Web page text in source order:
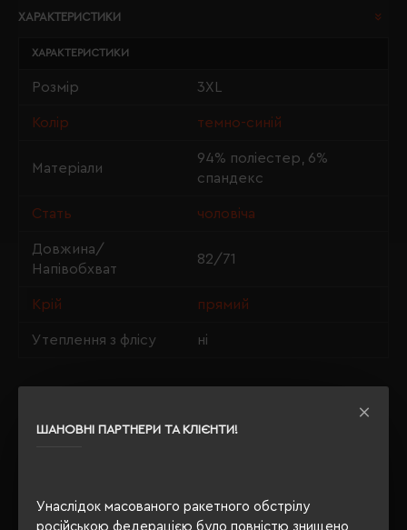
ШАНОВНІ ПАРТНЕРИ ТА КЛІЄНТИ!
Унаслідок масованого ракетного обстрілу
російською федерацією було повністю знищено
ХАРАКТЕРИСТИКИ
ХАРАКТЕРИСТИКИ
Розмір 3XL
Колір темно-синій
Матеріали
94% поліестер, 6%
спандекс
Стать чоловіча
Довжина/
Напівобхват
82/71
Крій прямий
Утеплення з флісу ні